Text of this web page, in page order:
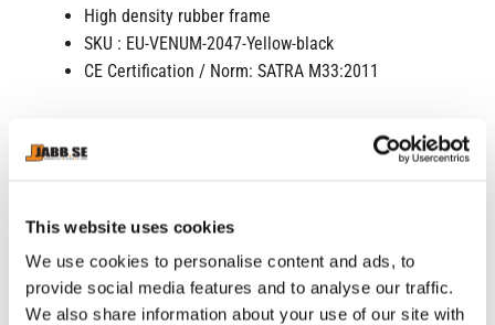
This website uses cookies
We use cookies to personalise content and ads, to
provide social media features and to analyse our traffic.
We also share information about your use of our site with
High density rubber frame
SKU : EU-VENUM-2047-Yellow-black
CE Certification / Norm: SATRA M33:2011